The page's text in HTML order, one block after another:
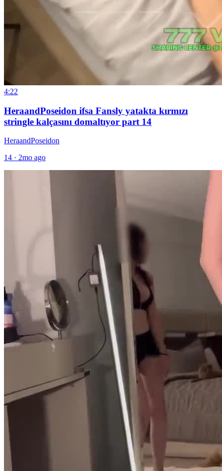
4:22
HeraandPoseidon ifsa Fansly yatakta kırmızı
stringle kalçasını domaltıyor part 14
HeraandPoseidon
14 · 2mo ago